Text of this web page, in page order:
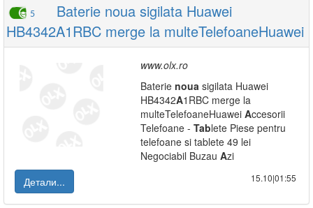
5
Baterie noua sigilata Huawei
HB4342A1RBC merge la multeTelefoaneHuawei
www.olx.ro
Baterie noua sigilata Huawei
HB4342A1RBC merge la
multeTelefoaneHuawei Accesorii
Telefoane - Tablete Piese pentru
telefoane si tablete 49 lei
Negociabil Buzau Azi
Детали...
15.10|01:55